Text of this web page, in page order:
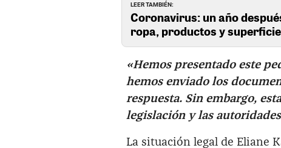
LEER TAMBIÉN:
Coronavirus: un año
ropa, productos y
«Hemos presentado este
hemos enviado los
respuesta. Sin embargo,
legislación y las
La situación legal de Eliane